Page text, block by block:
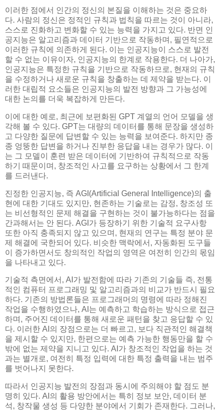
이러한 점에서 인간의 정신의 본질을 이해하는 것은 중요하
다. 사람의 정신은 정적인 규칙과 법칙을 따르는 것이 아니라,
스스로 진화하고 변화할 수 있는 능력을 가지고 있다. 반면 인
공지능은 알고리즘과 데이터 기반으로 작동하며, 필연적으로
이러한 규칙에 의존하게 된다. 이는 인공지능이 스스로 발전
할 수 없는 이유이자, 인공지능의 한계로 작용한다. 더 나아가,
인공지능은 특정한 규칙을 기반으로 작동하므로, 현재의 규칙
을 수정하거나 새로운 규칙을 창출하는 데 제약을 받는다. 이
러한 대립적 요소들은 인공지능의 발전 방향과 그 가능성에
대한 논의를 더욱 복잡하게 만든다.
이에 대한 예로, 최근에 보편화된 GPT 계열의 언어 모델을 생
각해 볼 수 있다. GPT는 대량의 데이터를 통해 문장을 생성하
고 다양한 질문에 답변할 수 있는 능력을 보여준다. 하지만 종
종 엉뚱한 답변을 하거나 진부한 응답을 내는 경우가 많다. 이
는 그 모델이 훈련 받은 데이터에 기반하여 규칙적으로 작동
하기 때문이며, 창조적인 사고를 요구하는 상황에서 그 한계
를 드러낸다.
진정한 인공지능, 즉 AGI(Artificial General Intelligence)의 출
현에 대한 기대도 있지만, 현존하는 기술로는 감정, 창조성 또
는 비선형적인 문제 해결을 구현하는 것이 불가능하다는 점을
간과해서는 안 된다. AGI가 등장하기 위한 기술적 요구사항
또한 아직 충족되지 않고 있으며, 현재의 연구는 특정 분야 문
제 해결에 국한되어 있다. 비슷한 맥락에서, 자동화된 도구들
이 증가하면서도 창의적인 작업의 영역은 여전히 인간의 몫임
을 나타내고 있다.
기술적 측면에서, AI가 발전함에 따라 기존의 기술들 즉, 전통
적인 컴퓨터 프로그래밍 및 알고리즘과의 비교가 반드시 필요
하다. 기존의 방법론들은 프로그래머의 명령에 따라 정해진
작업을 수행하였으나, AI는 예측하고 학습하는 방식으로 접근
하며, 주어진 데이터를 통해 새로운 패턴을 찾고 응답할 수 있
다. 이러한 AI의 장점으로는 더 빠르고, 보다 직관적인 해결책
을 제시할 수 있지만, 한편으로는 예측 가능한 행동만을 할 수
밖에 없는 제약을 지니고 있다. AI가 창조적인 작업을 하는 것
과는 별개로, 여전히 특정 입력에 대한 특정 출력을 내는 범주
를 벗어나지 못한다.
따라서 인공지능 발전의 장점과 동시에 주의해야 할 점도 분
명히 있다. AI의 활용 방안에서는 특히 정보 보안, 데이터 분
석, 창작물 생성 등 다양한 분야에서 기회가 존재한다. 그러나,